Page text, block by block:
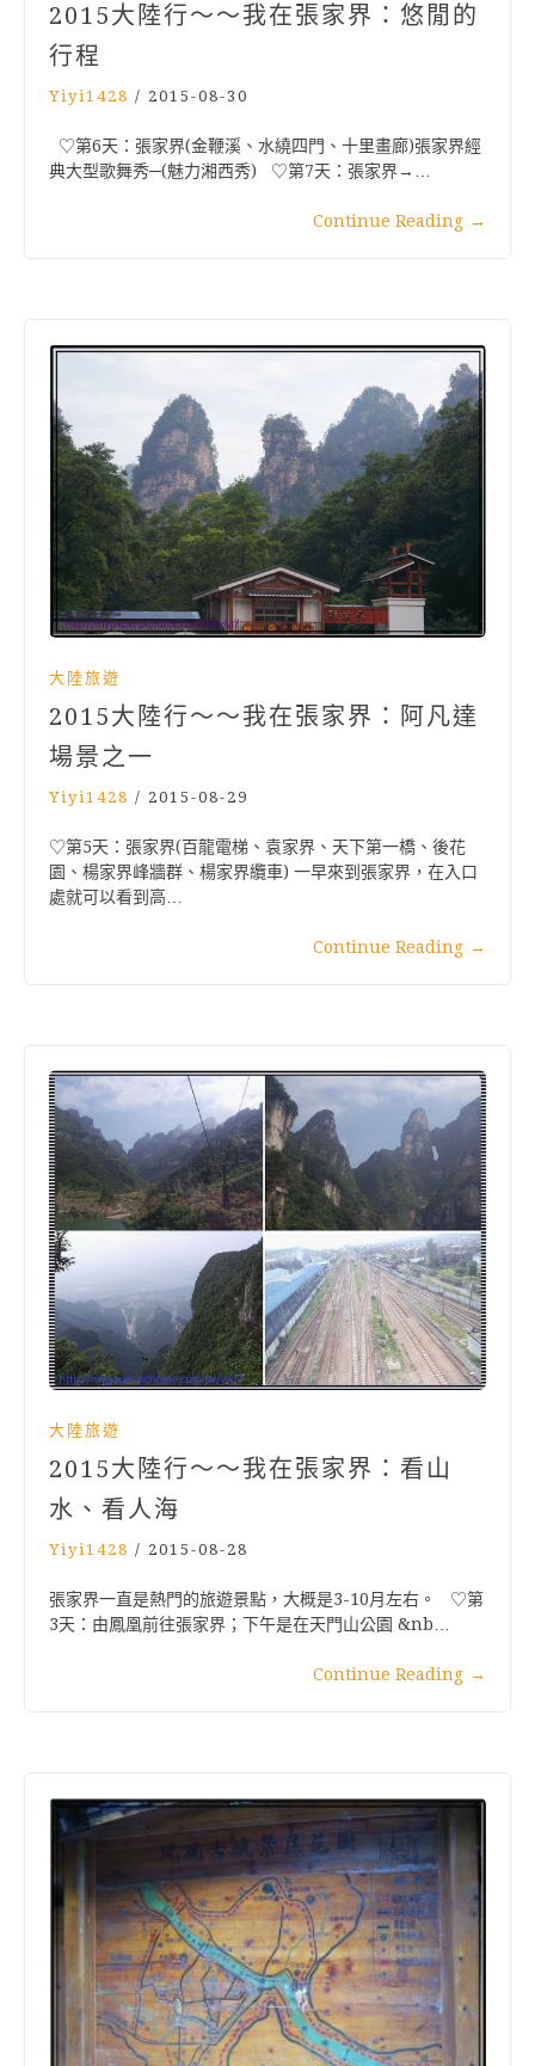
2015大陸行～～我在張家界：悠閒的
行程
Yiyi1428 / 2015-08-30
♡第6天：張家界(金鞭溪、水繞四門、十里畫廊)張家界經
典大型歌舞秀─(魅力湘西秀) ♡第7天：張家界→…
Continue Reading →
大陸旅遊
2015大陸行～～我在張家界：阿凡達
場景之一
Yiyi1428 / 2015-08-29
♡第5天：張家界(百龍電梯、袁家界、天下第一橋、後花
園、楊家界峰牆群、楊家界纜車) 一早來到張家界，在入口
處就可以看到高…
Continue Reading →
大陸旅遊
2015大陸行～～我在張家界：看山
水、看人海
Yiyi1428 / 2015-08-28
張家界一直是熱門的旅遊景點，大概是3-10月左右。 ♡第
3天：由鳳凰前往張家界；下午是在天門山公園 &nb…
Continue Reading →